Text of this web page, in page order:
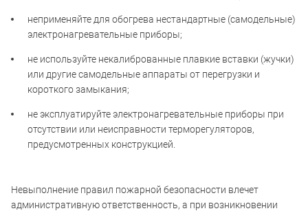
неприменяйте для обогрева нестандартные (самодельные)
электронагревательные приборы;
не используйте некалиброванные плавкие вставки (жучки)
или другие самодельные аппараты от перегрузки и
короткого замыкания;
не эксплуатируйте электронагревательные приборы при
отсутствии или неисправности терморегуляторов,
предусмотренных конструкцией.
Невыполнение правил пожарной безопасности влечет
административную ответственность, а при возникновении